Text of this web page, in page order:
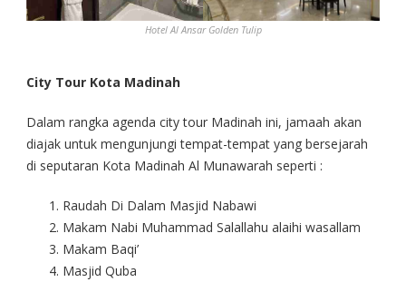
Hotel Al Ansar Golden Tulip
City Tour Kota Madinah
Dalam rangka agenda city tour Madinah ini, jamaah akan
diajak untuk mengunjungi tempat-tempat yang bersejarah
di seputaran Kota Madinah Al Munawarah seperti :
Raudah Di Dalam Masjid Nabawi
Makam Nabi Muhammad Salallahu alaihi wasallam
Makam Baqi’
Masjid Quba